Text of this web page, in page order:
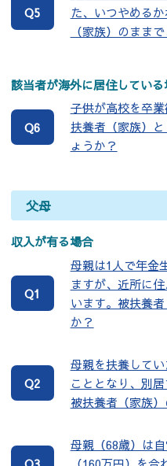
Q5
た、いつやめる
（家族）のまま
該当者が海外に居住している
Q6
子供が高校を卒
扶養者（家族）
ょうか？
父母
収入が有る場合
Q1
母親は1人で年金
ますが、近所に
います。被扶養
か？
Q2
母親を扶養して
こととなり、別
被扶養者（家族
母親（68歳）は